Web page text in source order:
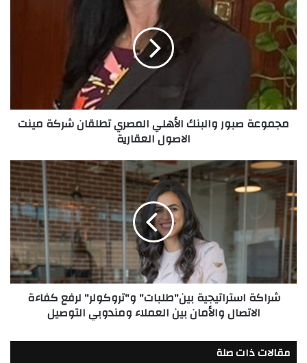
صبور
والبنك
الأهلي
المصري
تطلقان
شركة
مينت
الاصول
العقارية
مجموعة صبور والبنك الأهلي المصري تطلقان شركة مينت
الاصول العقارية
شراكة
استراتيجية
بين"طلبات"
و"تروكولر"
كفاءة
والأمان
بين
العملاءشراكة استراتيجية بين"طلبات" و"تروكولر" لرفع كفاءة
الاتصال والأمان بين العملاء ومندوبي التوصيل
مقالات ذات صلة